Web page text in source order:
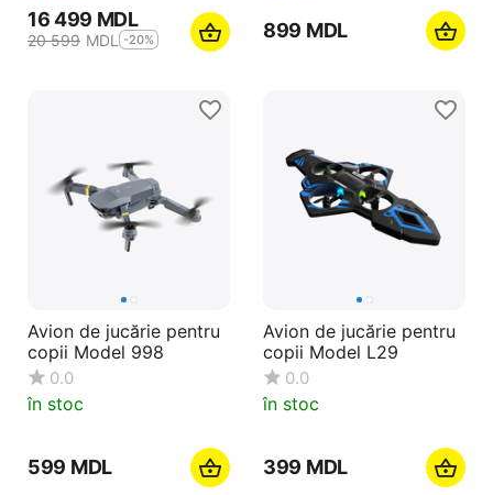
16 499 MDL
20 599 MDL -20% ‍899‍ MDL
Avion de jucărie pentru
copii Model 998
0.0
în stoc
‍599‍ MDL
Avion de jucărie pentru
copii Model L29
0.0
în stoc
‍399‍ MDL